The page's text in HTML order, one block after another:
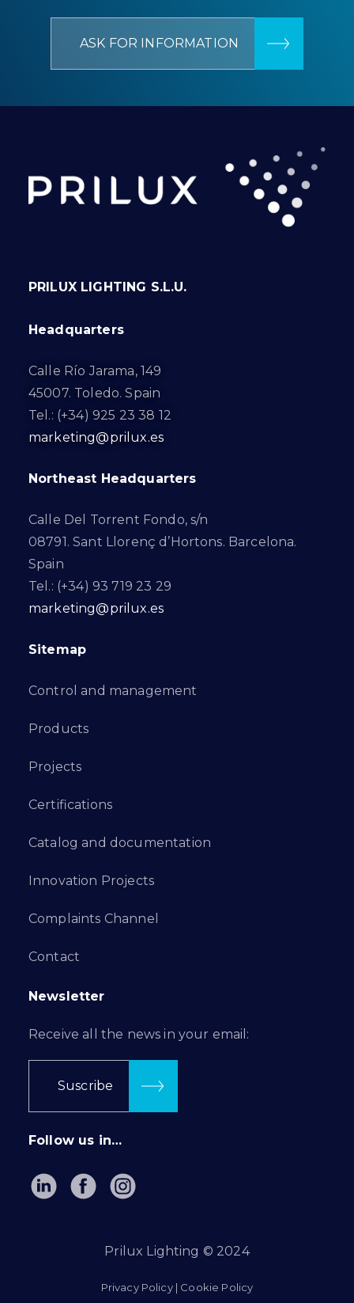
ASK FOR INFORMATION
PRILUX LIGHTING S.L.U.
Headquarters
Calle Río Jarama, 149
45007. Toledo. Spain
Tel.: (+34) 925 23 38 12
marketing@prilux.es
Northeast Headquarters
Calle Del Torrent Fondo, s/n
08791. Sant Llorenç d’Hortons. Barcelona.
Spain
Tel.: (+34) 93 719 23 29
marketing@prilux.es
Sitemap
Control and management
Products
Projects
Certifications
Catalog and documentation
Innovation Projects
Complaints Channel
Contact
Newsletter
Receive all the news in your email:
Suscribe
Follow us in…
Prilux Lighting © 2024
Privacy Policy| Cookie Policy